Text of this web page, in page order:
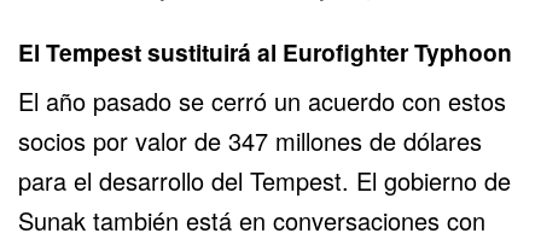
El Tempest sustituirá al Eurofighter Typhoon
El año pasado se cerró un acuerdo con estos
socios por valor de 347 millones de dólares
para el desarrollo del Tempest. El gobierno de
Sunak también está en conversaciones con